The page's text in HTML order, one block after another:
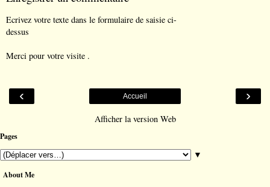
Ecrivez votre texte dans le formulaire de saisie ci-
dessus
Merci pour votre visite .
‹ ›
Accueil
Afficher la version Web
Pages
▼
About Me